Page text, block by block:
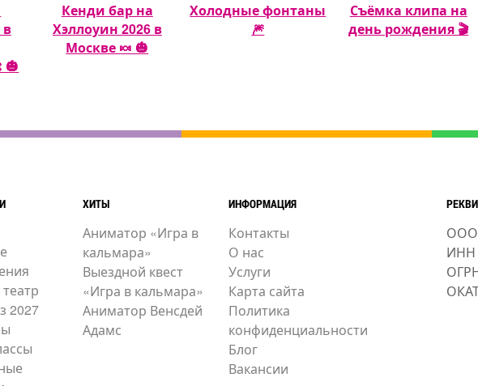
в
🎃
Кенди бар на
Хэллоуин 2026 в
Москве 🍬 🎃
Холодные фонтаны
🎆
Съёмка клипа на
день рождения 🎬
2027
ХИТЫ
Аниматор «Игра в
кальмара»
Выездной квест
«Игра в кальмара»
Аниматор Венсдей
Адамс
ИНФОРМАЦИЯ
Контакты
О нас
Услуги
Карта сайта
Политика
конфиденциальности
Блог
Вакансии
ООО
ИНН